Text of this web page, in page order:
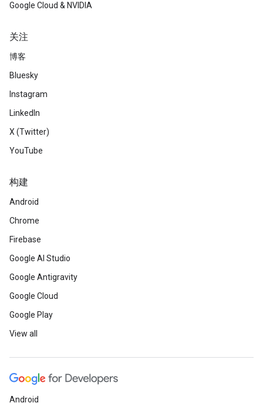
Google Cloud & NVIDIA
关注
博客
Bluesky
Instagram
LinkedIn
X (Twitter)
YouTube
构建
Android
Chrome
Firebase
Google AI Studio
Google Antigravity
Google Cloud
Google Play
View all
Android